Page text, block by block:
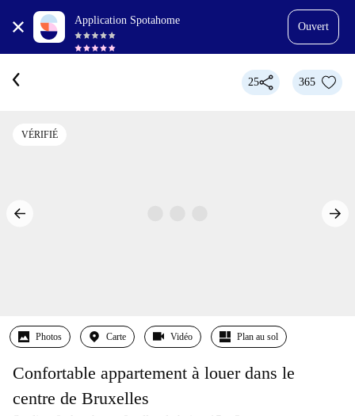
Application Spotahome
Ouvert
25 365
VÉRIFIÉ
Photos Carte Vidéo Plan au sol
Confortable appartement à louer dans le
centre de Bruxelles